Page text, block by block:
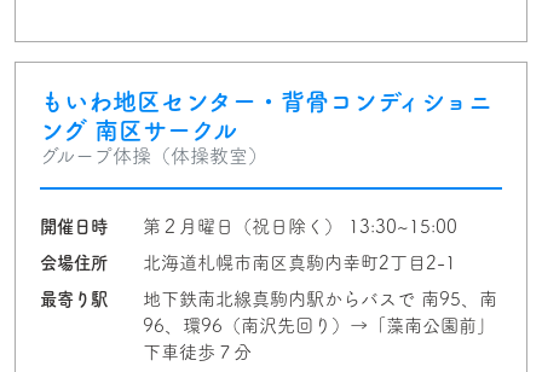
もいわ地区センター・背骨コンディショニ
ング 南区サークル
グループ体操（体操教室）
開催日時
第２月曜日（祝日除く） 13:30~15:00
会場住所
北海道札幌市南区真駒内幸町2丁目2-1
最寄り駅
地下鉄南北線真駒内駅からバスで 南95、南
96、環96（南沢先回り）→「藻南公園前」
下車徒歩７分